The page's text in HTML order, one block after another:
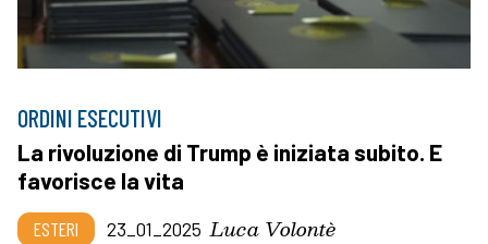
ORDINI ESECUTIVI
La rivoluzione di Trump è iniziata subito. E
favorisce la vita
ESTERI 23_01_2025 Luca Volontè